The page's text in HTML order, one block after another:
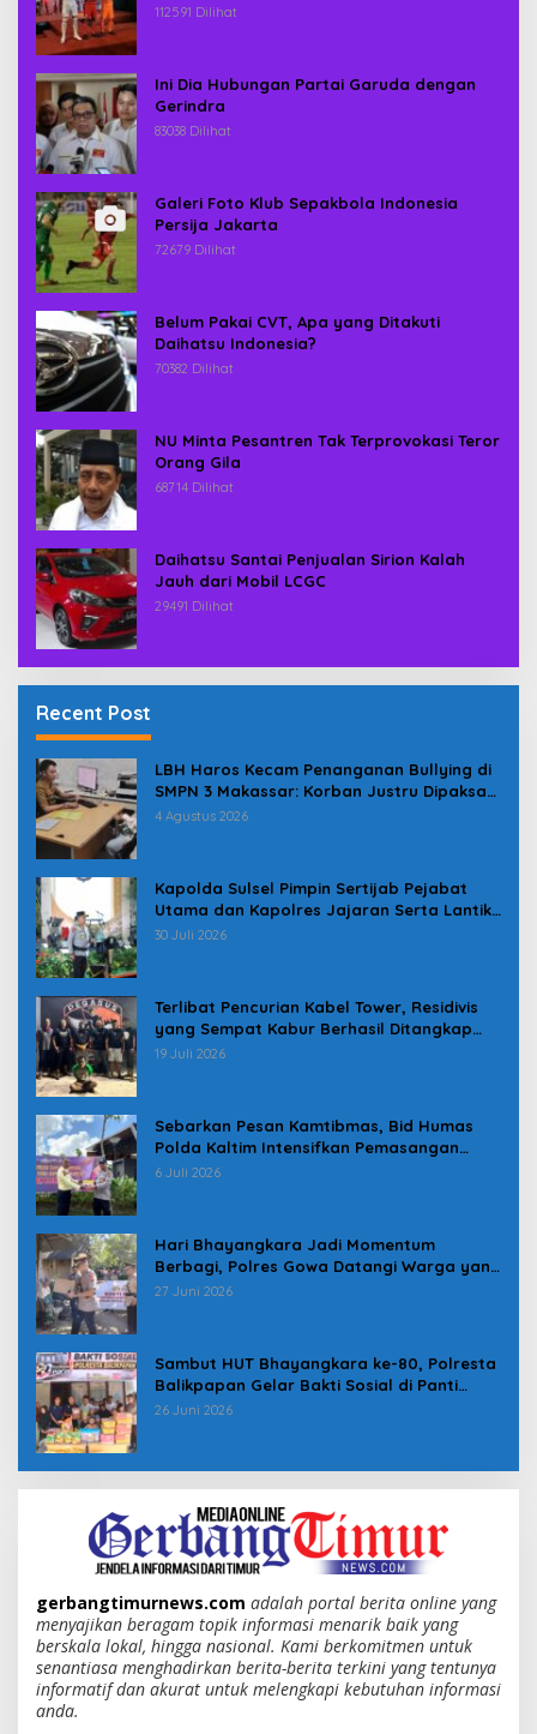
112591 Dilihat
Ini Dia Hubungan Partai Garuda dengan
Gerindra
83038 Dilihat
Galeri Foto Klub Sepakbola Indonesia
Persija Jakarta
72679 Dilihat
Belum Pakai CVT, Apa yang Ditakuti
Daihatsu Indonesia?
70382 Dilihat
NU Minta Pesantren Tak Terprovokasi Teror
Orang Gila
68714 Dilihat
Daihatsu Santai Penjualan Sirion Kalah
Jauh dari Mobil LCGC
29491 Dilihat
Recent Post
LBH Haros Kecam Penanganan Bullying di
SMPN 3 Makassar: Korban Justru Dipaksa
Pindah
4 Agustus 2026
Kapolda Sulsel Pimpin Sertijab Pejabat
Utama dan Kapolres Jajaran Serta Lantik
Karolog dan Kapolresta Gowa
30 Juli 2026
Terlibat Pencurian Kabel Tower, Residivis
yang Sempat Kabur Berhasil Ditangkap
Tim Gabungan di Jeneponto
19 Juli 2026
Sebarkan Pesan Kamtibmas, Bid Humas
Polda Kaltim Intensifkan Pemasangan
Spanduk serta Pembagian Stiker
6 Juli 2026
Hari Bhayangkara Jadi Momentum
Berbagi, Polres Gowa Datangi Warga yang
Membutuhkan
27 Juni 2026
Sambut HUT Bhayangkara ke-80, Polresta
Balikpapan Gelar Bakti Sosial di Panti
Asuhan Jabal Rahmah
26 Juni 2026
gerbangtimurnews.com adalah portal berita online yang
menyajikan beragam topik informasi menarik baik yang
berskala lokal, hingga nasional. Kami berkomitmen untuk
senantiasa menghadirkan berita-berita terkini yang tentunya
informatif dan akurat untuk melengkapi kebutuhan informasi
anda.